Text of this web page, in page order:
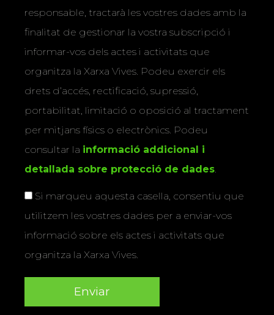
responsable, tractarà les vostres dades amb la
finalitat de gestionar la vostra subscripció i
informar-vos dels actes i activitats que
organitza la Xarxa Vives. Podeu exercir els
drets d’accés, rectificació, supressió,
portabilitat, limitació o oposició al tractament
per mitjans físics o electrònics. Podeu
consultar la informació addicional i
detallada sobre protecció de dades.
Si marqueu aquesta casella, consentiu que
utilitzem les vostres dades per a enviar-vos
informació sobre els actes i activitats que
organitza la Xarxa Vives.